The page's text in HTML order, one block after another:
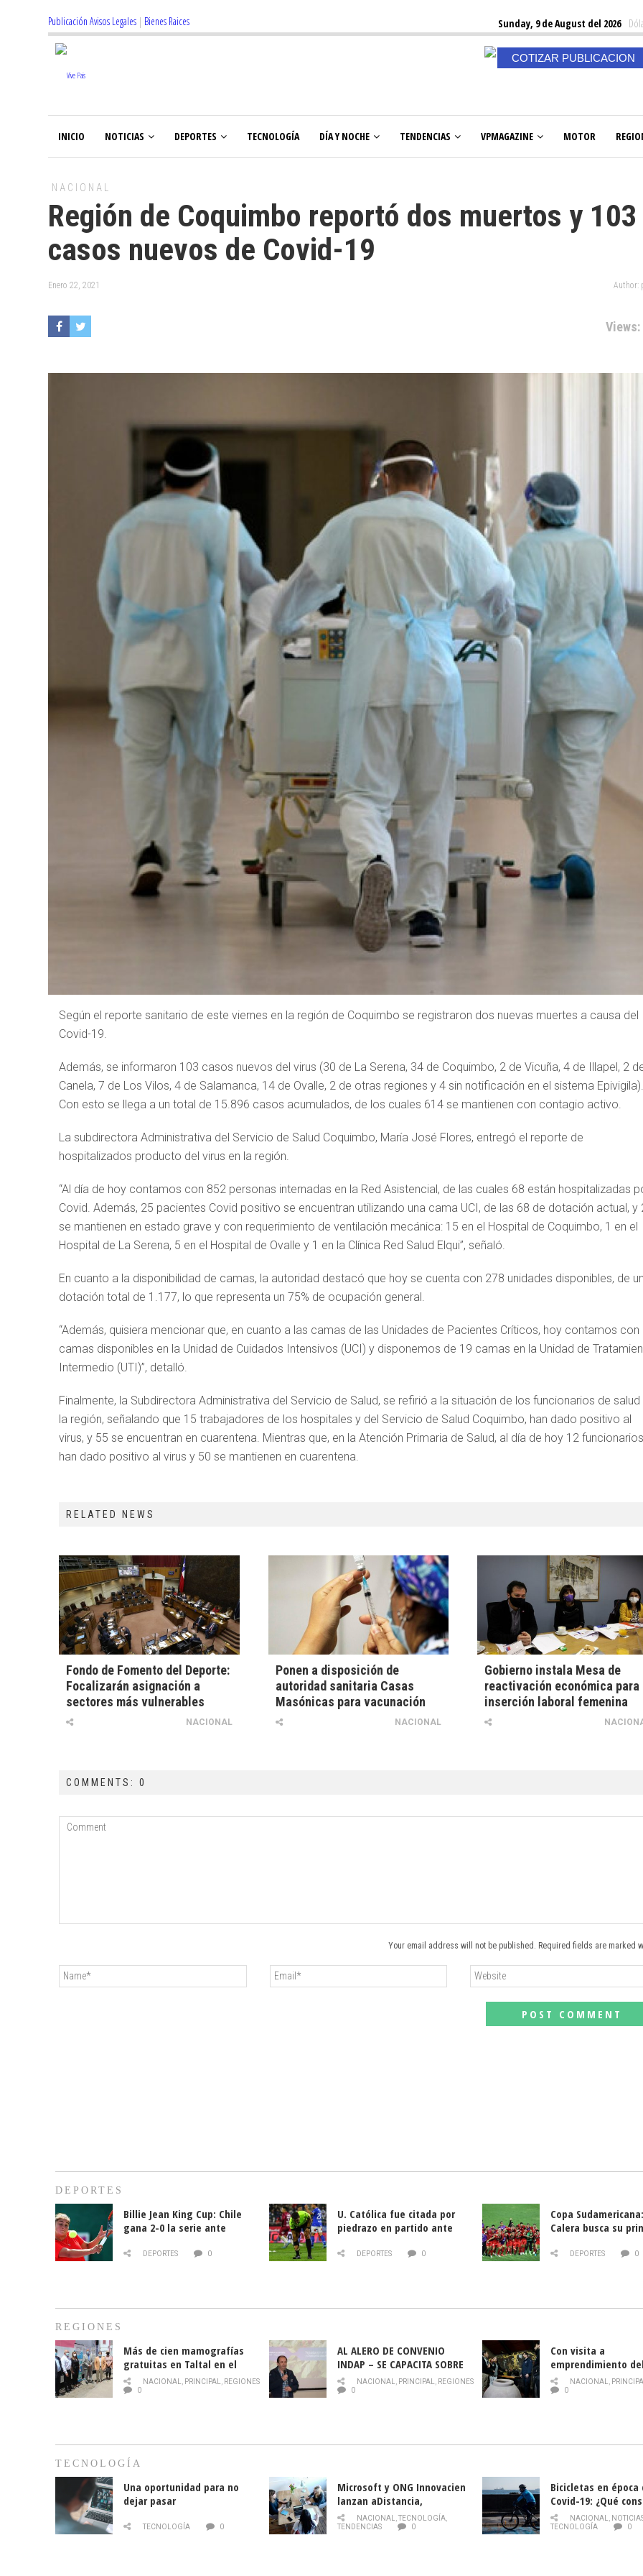
Publicación Avisos Legales | Bienes Raices Sunday, 9 de August del 2026
COTIZAR PUBLICACION
INICIO NOTICIAS DEPORTES TECNOLOGÍA DÍA Y NOCHE TENDENCIAS VPMAGAZINE MOTOR
NACIONAL
Región de Coquimbo reportó dos muertos y 103
casos nuevos de Covid-19
Enero 22, 2021 Author:
Views:
Según el reporte sanitario de este viernes en la región de Coquimbo se registraron dos nuevas muertes a causa del
Covid-19.
Además, se informaron 103 casos nuevos del virus (30 de La Serena, 34 de Coquimbo, 2 de Vicuña, 4 de Illapel, 2
Canela, 7 de Los Vilos, 4 de Salamanca, 14 de Ovalle, 2 de otras regiones y 4 sin notificación en el sistema Epivigila).
Con esto se llega a un total de 15.896 casos acumulados, de los cuales 614 se mantienen con contagio activo.
La subdirectora Administrativa del Servicio de Salud Coquimbo, María José Flores, entregó el reporte de
hospitalizados producto del virus en la región.
“Al día de hoy contamos con 852 personas internadas en la Red Asistencial, de las cuales 68 están hospitalizadas
Covid. Además, 25 pacientes Covid positivo se encuentran utilizando una cama UCI, de las 68 de dotación actual, y
se mantienen en estado grave y con requerimiento de ventilación mecánica: 15 en el Hospital de Coquimbo, 1 en el
Hospital de La Serena, 5 en el Hospital de Ovalle y 1 en la Clínica Red Salud Elqui”, señaló.
En cuanto a la disponibilidad de camas, la autoridad destacó que hoy se cuenta con 278 unidades disponibles, de
dotación total de 1.177, lo que representa un 75% de ocupación general.
“Además, quisiera mencionar que, en cuanto a las camas de las Unidades de Pacientes Críticos, hoy contamos con
camas disponibles en la Unidad de Cuidados Intensivos (UCI) y disponemos de 19 camas en la Unidad de
Intermedio (UTI)”, detalló.
Finalmente, la Subdirectora Administrativa del Servicio de Salud, se refirió a la situación de los funcionarios de salud
la región, señalando que 15 trabajadores de los hospitales y del Servicio de Salud Coquimbo, han dado positivo al
virus, y 55 se encuentran en cuarentena. Mientras que, en la Atención Primaria de Salud, al día de hoy 12 funcionarios
han dado positivo al virus y 50 se mantienen en cuarentena.
RELATED NEWS
Fondo de Fomento del Deporte:
Focalizarán asignación a
sectores más vulnerables
NACIONAL
Ponen a disposición de
autoridad sanitaria Casas
Masónicas para vacunación
NACIONAL
Gobierno instala Mesa de
reactivación económica para
inserción laboral femenina
COMMENTS: 0
Your email address will not be published. Required fields are marked
DEPORTES
Billie Jean King Cup: Chile
gana 2-0 la serie ante
DEPORTES 0
U. Católica fue citada por
piedrazo en partido ante
DEPORTES 0
Copa
Calera busca su
DEPORTES 0
REGIONES
Más de cien mamografías
gratuitas en Taltal en el
mes de la prevención del
cáncer de mama
NACIONAL, PRINCIPAL, REGIONES
0
AL ALERO DE CONVENIO
INDAP – SE CAPACITA SOBRE
PLAGA DROSOPHILA SUZUKII
NACIONAL, PRINCIPAL, REGIONES
0
Con visita a
emprendimiento
y llamado al
historia campesina
NACIONAL,
0
TECNOLOGÍA
Una oportunidad para no
dejar pasar
TECNOLOGÍA 0
Microsoft y ONG Innovacien
lanzan aDistancia,
plataforma con cursos
gratuitos online sobre
NACIONAL,TECNOLOGÍA,
TENDENCIAS
0
Bicicletas en época
Covid-19: ¿Qué
momento de
NACIONAL,
TECNOLOGÍA
0